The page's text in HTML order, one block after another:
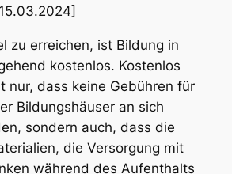
zu erreichen, ist Bildung in
kostenlos. Kostenlos
nur, dass keine Gebühren für
Bildungshäuser an sich
sondern auch, dass die
die Versorgung mit
während des Aufenthalts